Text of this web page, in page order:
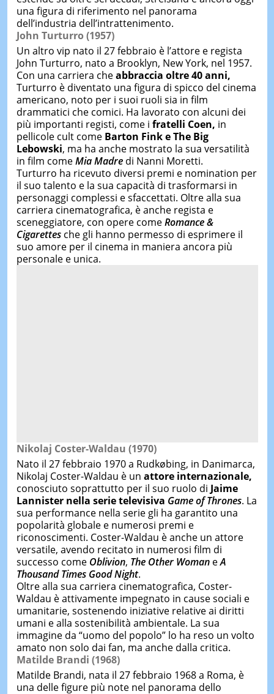
una figura di riferimento nel panorama
dell’industria dell’intrattenimento.
John Turturro (1957)
Un altro vip nato il 27 febbraio è l’attore e regista
John Turturro, nato a Brooklyn, New York, nel 1957.
Con una carriera cheabbraccia oltre 40 anni,
Turturro è diventato una figura di spicco del cinema
americano, noto per i suoi ruoli sia in film
drammatici che comici. Ha lavorato con alcuni dei
più importanti registi, come i fratelli Coen, in
pellicole cult come Barton Fink e The Big
Lebowski, ma ha anche mostrato la sua versatilità
in film comeMia Madredi Nanni Moretti.
Turturro ha ricevuto diversi premi e nomination per
il suo talento e la sua capacità di trasformarsi in
personaggi complessi e sfaccettati. Oltre alla sua
carriera cinematografica, è anche regista e
sceneggiatore, con opere comeRomance &
Cigarettesche gli hanno permesso di esprimere il
suo amore per il cinema in maniera ancora più
personale e unica.
Nikolaj Coster-Waldau (1970)
Nato il 27 febbraio 1970 a Rudkøbing, in Danimarca,
Nikolaj Coster-Waldau è un attore internazionale,
conosciuto soprattutto per il suo ruolo di Jaime
Lannister nella serie televisiva Game of Thrones. La
sua performance nella serie gli ha garantito una
popolarità globale e numerosi premi e
riconoscimenti. Coster-Waldau è anche un attore
versatile, avendo recitato in numerosi film di
successo come Oblivion, The Other WomaneA
Thousand Times Good Night.
Oltre alla sua carriera cinematografica, Coster-
Waldau è attivamente impegnato in cause sociali e
umanitarie, sostenendo iniziative relative ai diritti
umani e alla sostenibilità ambientale. La sua
immagine da “uomo del popolo” lo ha reso un volto
amato non solo dai fan, ma anche dalla critica.
Matilde Brandi (1968)
Matilde Brandi, nata il 27 febbraio 1968 a Roma, è
una delle figure più note nel panorama dello